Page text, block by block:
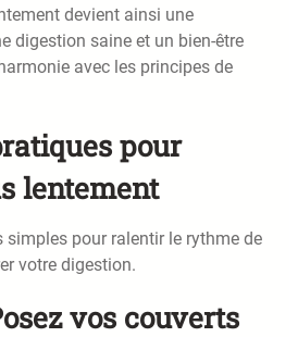
devient ainsi une
digestion saine et un bien-être
avec les principes de
pour
lentement
simples pour ralentir le rythme de
votre digestion.
vos couverts